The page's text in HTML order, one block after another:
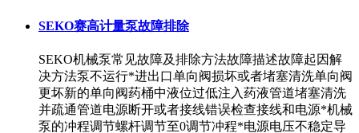
SEKO赛高计量泵故障排除
SEKO机械泵常见故障及排除方法故障描述故障起因解
决方法泵不运行*进出口单向阀损坏或者堵塞清洗单向阀
更坏新的单向阀药桶中液位过低注入药液管道堵塞清洗
并疏通管道电源断开或者接线错误检查接线和电源*机械
泵的冲程调节螺杆调节至0调节冲程*电源电压不稳定导